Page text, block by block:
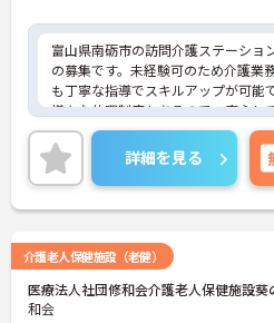
富山県南砺市の訪問介護ステーショ
の募集です。未経験可のため介護業
も丁寧な指導でスキルアップが可能
様々な休暇制度もあるので、安心し
だけます。ご興味のある方はご面接
伝えいたしますので、お気軽にご相
詳細を見る
介護老人保健施設（老健）
医療法人社団修和会介護老人保健施設葵
和会